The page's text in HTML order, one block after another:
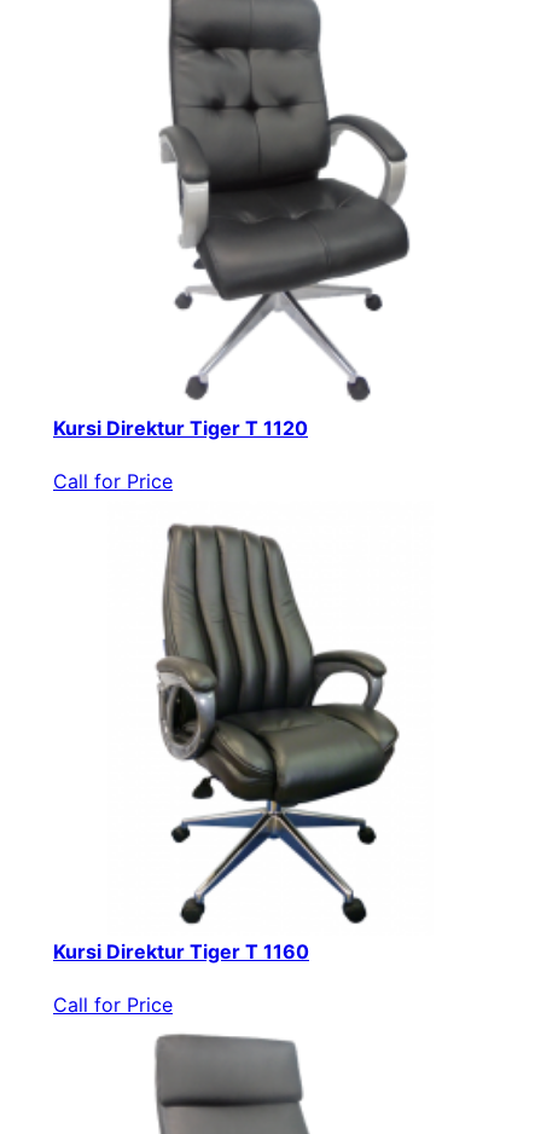
Kursi Direktur Tiger T 1120
Call for Price
Kursi Direktur Tiger T 1160
Call for Price